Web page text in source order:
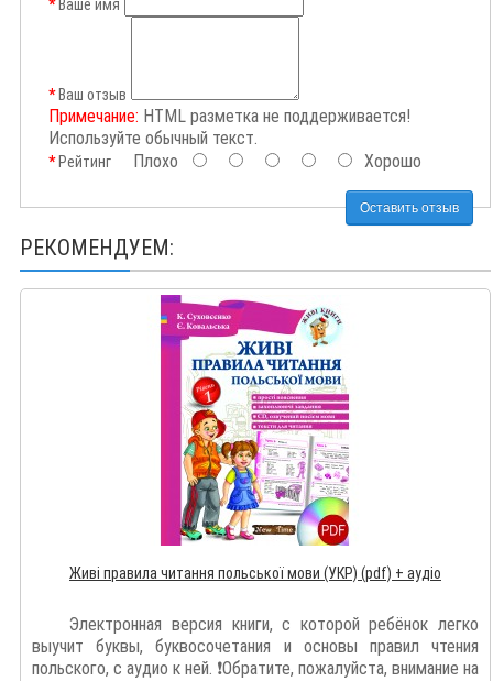
Ваше имя
Ваш отзыв
Примечание: HTML разметка не поддерживается!
Используйте обычный текст.
Рейтинг Плохо Хорошо
Оставить отзыв
РЕКОМЕНДУЕМ:
Живі правила читання польської мови (УКР) (pdf) + аудіо
Электронная версия книги, с которой ребёнок легко
выучит буквы, буквосочетания и основы правил чтения
польского, с аудио к ней. ❗️Обратите, пожалуйста, внимание на